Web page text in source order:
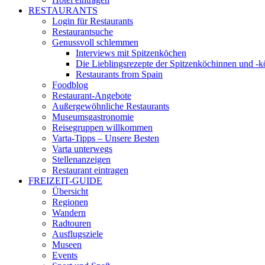
RESTAURANTS
Login für Restaurants
Restaurantsuche
Genussvoll schlemmen
Interviews mit Spitzenköchen
Die Lieblingsrezepte der Spitzenköchinnen und -
Restaurants from Spain
Foodblog
Restaurant-Angebote
Außergewöhnliche Restaurants
Museumsgastronomie
Reisegruppen willkommen
Varta-Tipps – Unsere Besten
Varta unterwegs
Stellenanzeigen
Restaurant eintragen
FREIZEIT-GUIDE
Übersicht
Regionen
Wandern
Radtouren
Ausflugsziele
Museen
Events